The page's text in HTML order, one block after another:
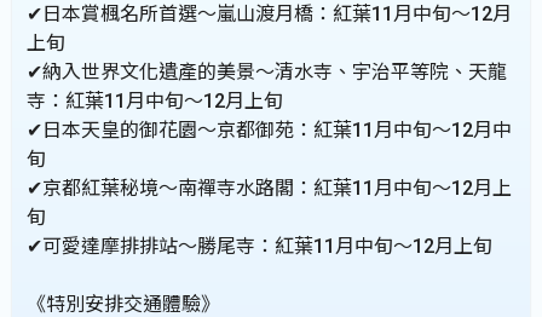
✔日本賞楓名所首選～嵐山渡月橋：紅葉11月中旬～12月
上旬
✔納入世界文化遺產的美景～清水寺、宇治平等院、天龍
寺：紅葉11月中旬～12月上旬
✔日本天皇的御花園～京都御苑：紅葉11月中旬～12月中
旬
✔京都紅葉秘境～南禪寺水路閣：紅葉11月中旬～12月上
旬
✔可愛達摩排排站～勝尾寺：紅葉11月中旬～12月上旬
《特別安排交通體驗》